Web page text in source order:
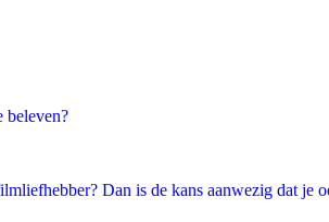
beleven?
Dan is de kans aanwezig dat